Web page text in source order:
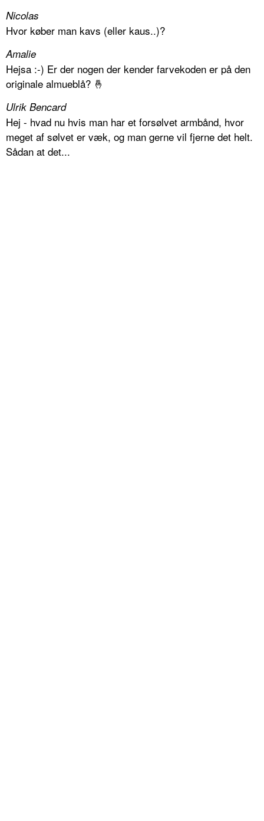
Nicolas
Hvor køber man kavs (eller kaus..)?
Amalie
Hejsa :-) Er der nogen der kender farvekoden er på den
originale almueblå? 🤞
Ulrik Bencard
Hej - hvad nu hvis man har et forsølvet armbånd, hvor
meget af sølvet er væk, og man gerne vil fjerne det helt.
Sådan at det...